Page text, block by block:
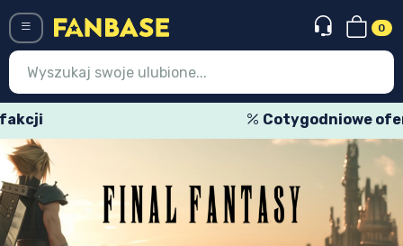
0
Cotygodniowe oferty specjalne
Menü
Rejestracja
Najnowsze rzeczy